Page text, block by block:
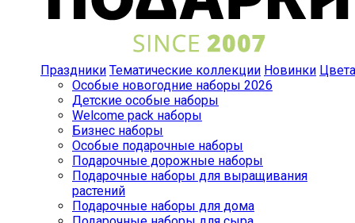
Праздники Тематические коллекции Новинки Цвета
Особые новогодние наборы 2026
Детские особые наборы
Welcome pack наборы
Бизнес наборы
Особые подарочные наборы
Подарочные дорожные наборы
Подарочные наборы для выращивания
растений
Подарочные наборы для дома